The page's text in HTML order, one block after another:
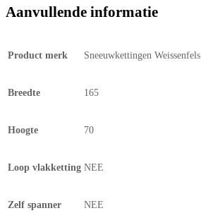
Aanvullende informatie
Product merk Sneeuwkettingen Weissenfels
Breedte 165
Hoogte 70
Loop vlakketting NEE
Zelf spanner NEE